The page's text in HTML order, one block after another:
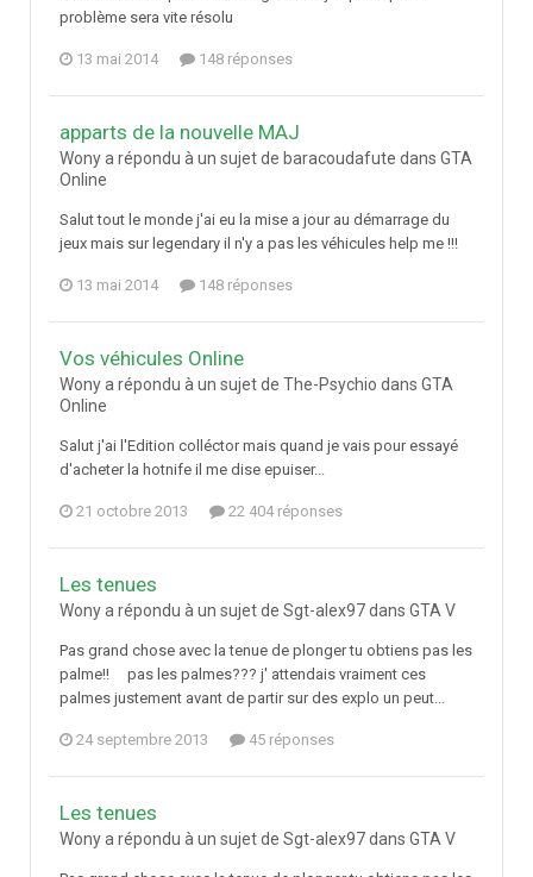
problème sera vite résolu
13 mai 2014 148 réponses
apparts de la nouvelle MAJ
Wony a répondu à un sujet de baracoudafute dans GTA
Online
Salut tout le monde j'ai eu la mise a jour au démarrage du
jeux mais sur legendary il n'y a pas les véhicules help me !!!
13 mai 2014 148 réponses
Vos véhicules Online
Wony a répondu à un sujet de The-Psychio dans GTA
Online
Salut j'ai l'Edition colléctor mais quand je vais pour essayé
d'acheter la hotnife il me dise epuiser...
21 octobre 2013 22 404 réponses
Les tenues
Wony a répondu à un sujet de Sgt-alex97 dans GTA V
Pas grand chose avec la tenue de plonger tu obtiens pas les
palme!! pas les palmes??? j' attendais vraiment ces
palmes justement avant de partir sur des explo un peut...
24 septembre 2013 45 réponses
Les tenues
Wony a répondu à un sujet de Sgt-alex97 dans GTA V